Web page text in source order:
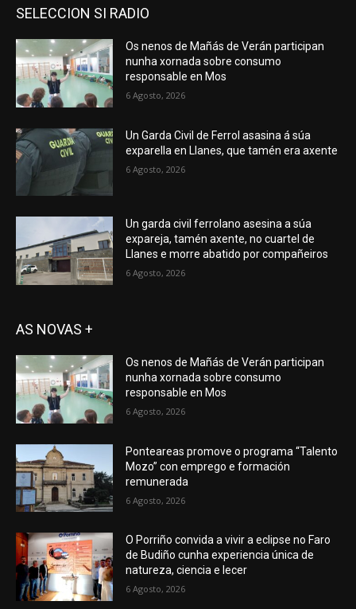
SELECCION SI RADIO
Os nenos de Mañás de Verán participan
nunha xornada sobre consumo
responsable en Mos
6 Agosto, 2026
Un Garda Civil de Ferrol asasina á súa
exparella en Llanes, que tamén era axente
6 Agosto, 2026
Un garda civil ferrolano asesina a súa
expareja, tamén axente, no cuartel de
Llanes e morre abatido por compañeiros
6 Agosto, 2026
AS NOVAS +
Os nenos de Mañás de Verán participan
nunha xornada sobre consumo
responsable en Mos
6 Agosto, 2026
Ponteareas promove o programa “Talento
Mozo” con emprego e formación
remunerada
6 Agosto, 2026
O Porriño convida a vivir a eclipse no Faro
de Budiño cunha experiencia única de
natureza, ciencia e lecer
6 Agosto, 2026